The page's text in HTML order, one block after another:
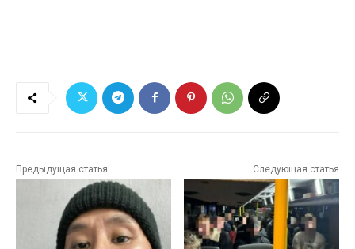
Предыдущая статья Следующая статья